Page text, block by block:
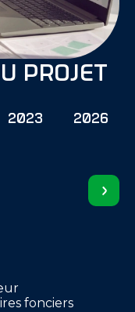
projet
2023
2026
fonciers